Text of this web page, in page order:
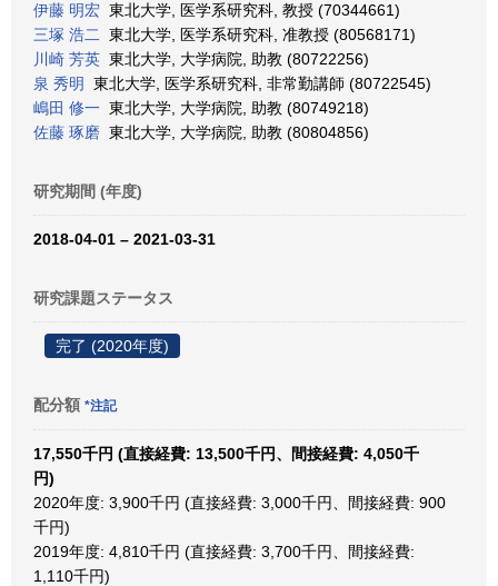
伊藤 明宏 東北大学, 医学系研究科, 教授 (70344661)
三塚 浩二
東北大学, 医学系研究科, 准教授 (80568171)
川崎 芳英 東北大学, 大学病院, 助教 (80722256)
泉 秀明
東北大学, 医学系研究科, 非常勤講師 (80722545)
嶋田 修一 東北大学, 大学病院, 助教 (80749218)
佐藤 琢磨 東北大学, 大学病院, 助教 (80804856)
研究期間 (年度)
2018-04-01 – 2021-03-31
研究課題ステータス
完了 (2020年度)
配分額 *注記
17,550千円 (直接経費: 13,500千円、間接経費: 4,050千
円)
2020年度: 3,900千円 (直接経費: 3,000千円、間接経費: 900
千円)
2019年度: 4,810千円 (直接経費: 3,700千円、間接経費:
1,110千円)